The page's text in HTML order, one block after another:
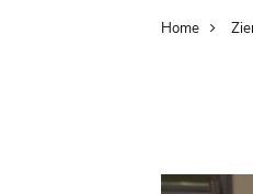
Home